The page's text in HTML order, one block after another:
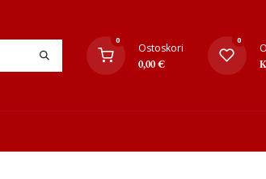
0
Ostoskori
0,00€
0